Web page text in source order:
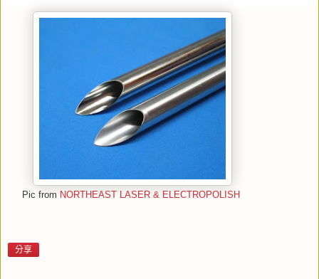
Pic from NORTHEAST LASER & ELECTROPOLISH
分享